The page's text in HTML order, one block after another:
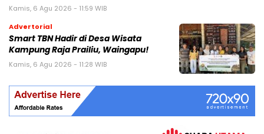
Kamis, 6 Agu 2026 - 11:59 WIB
Advertorial
Smart TBN Hadir di Desa Wisata
Kampung Raja Prailiu, Waingapu!
Kamis, 6 Agu 2026 - 11:28 WIB